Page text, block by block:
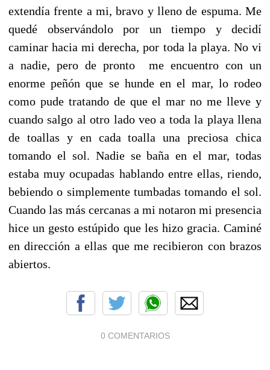
extendía frente a mi, bravo y lleno de espuma. Me
quedé observándolo por un tiempo y decidí
caminar hacia mi derecha, por toda la playa. No vi
a nadie, pero de pronto me encuentro con un
enorme peñón que se hunde en el mar, lo rodeo
como pude tratando de que el mar no me lleve y
cuando salgo al otro lado veo a toda la playa llena
de toallas y en cada toalla una preciosa chica
tomando el sol. Nadie se baña en el mar, todas
estaba muy ocupadas hablando entre ellas, riendo,
bebiendo o simplemente tumbadas tomando el sol.
Cuando las más cercanas a mi notaron mi presencia
hice un gesto estúpido que les hizo gracia. Caminé
en dirección a ellas que me recibieron con brazos
abiertos.
0 COMENTARIOS